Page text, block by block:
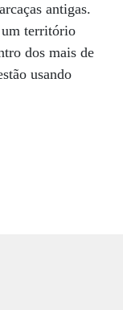
antigas.
um território
dos mais de
usando